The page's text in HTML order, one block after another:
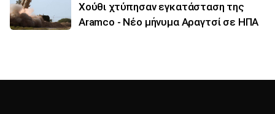
Χούθι χτύπησαν εγκατάσταση της
Aramco - Νέο μήνυμα Αραγτσί σε ΗΠΑ